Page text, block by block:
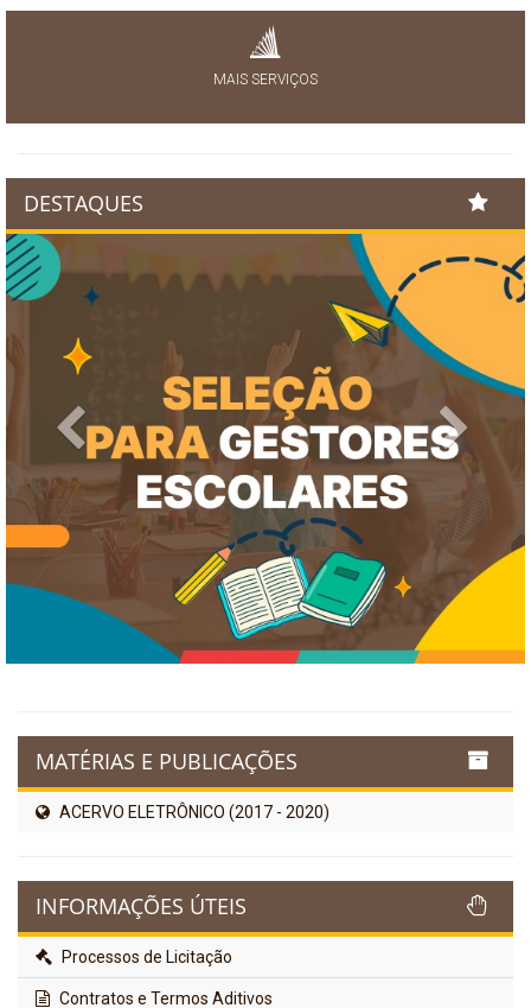
MAIS SERVIÇOS
DESTAQUES
Previous Next
MATÉRIAS E PUBLICAÇÕES
ACERVO ELETRÔNICO (2017 - 2020)
INFORMAÇÕES ÚTEIS
Processos de Licitação
Contratos e Termos Aditivos